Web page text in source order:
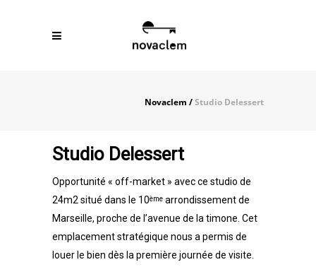
Novaclem /Studio Delessert
Studio Delessert
Opportunité « off-market » avec ce studio de
24m2 situé dans le 10ème arrondissement de
Marseille, proche de l’avenue de la timone. Cet
emplacement stratégique nous a permis de
louer le bien dès la première journée de visite.